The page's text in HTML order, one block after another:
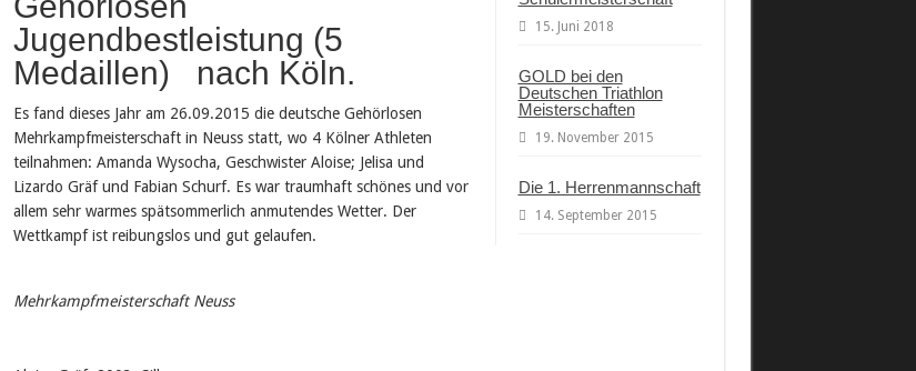
15. Juni 2018
GOLD bei den
Deutschen Triathlon
Meisterschaften
19. November 2015
Die 1. Herrenmannschaft
14. September 2015
Jugendbestleistung (5
Medaillen) nach Köln.
Es fand dieses Jahr am 26.09.2015 die deutsche Gehörlosen
Mehrkampfmeisterschaft in Neuss statt, wo 4 Kölner Athleten
teilnahmen: Amanda Wysocha, Geschwister Aloise; Jelisa und
Lizardo Gräf und Fabian Schurf. Es war traumhaft schönes und vor
allem sehr warmes spätsommerlich anmutendes Wetter. Der
Wettkampf ist reibungslos und gut gelaufen.
Mehrkampfmeisterschaft Neuss